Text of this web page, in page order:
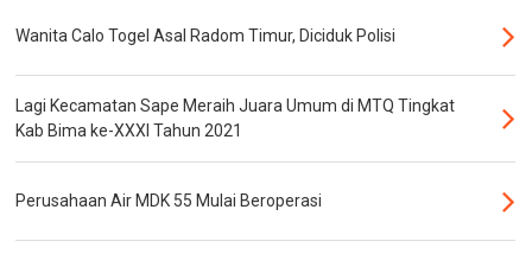
Wanita Calo Togel Asal Radom Timur, Diciduk Polisi
Lagi Kecamatan Sape Meraih Juara Umum di MTQ Tingkat
Kab Bima ke-XXXI Tahun 2021
Perusahaan Air MDK 55 Mulai Beroperasi